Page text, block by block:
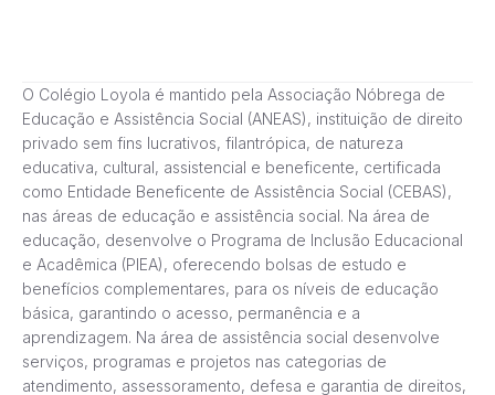
O Colégio Loyola é mantido pela Associação Nóbrega de
Educação e Assistência Social (ANEAS), instituição de direito
privado sem fins lucrativos, filantrópica, de natureza
educativa, cultural, assistencial e beneficente, certificada
como Entidade Beneficente de Assistência Social (CEBAS),
nas áreas de educação e assistência social. Na área de
educação, desenvolve o Programa de Inclusão Educacional
e Acadêmica (PIEA), oferecendo bolsas de estudo e
benefícios complementares, para os níveis de educação
básica, garantindo o acesso, permanência e a
aprendizagem. Na área de assistência social desenvolve
serviços, programas e projetos nas categorias de
atendimento, assessoramento, defesa e garantia de direitos,